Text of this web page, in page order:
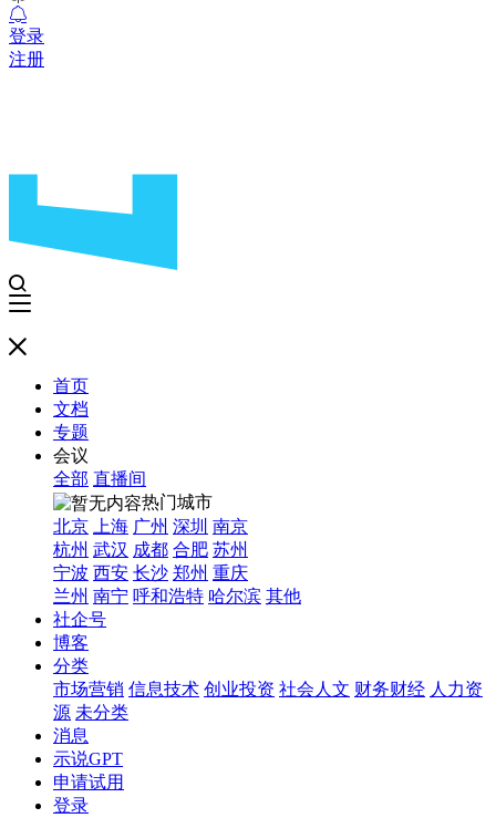
登录
注册
首页
文档
专题
会议
全部 直播间
热门城市
北京
上海 广州 深圳 南京
杭州 武汉 成都 合肥 苏州
宁波 西安 长沙 郑州 重庆
兰州 南宁 呼和浩特 哈尔滨 其他
社企号
博客
分类
市场营销 信息技术 创业投资 社会人文 财务财经 人力资
源 未分类
消息
示说GPT
申请试用
登录